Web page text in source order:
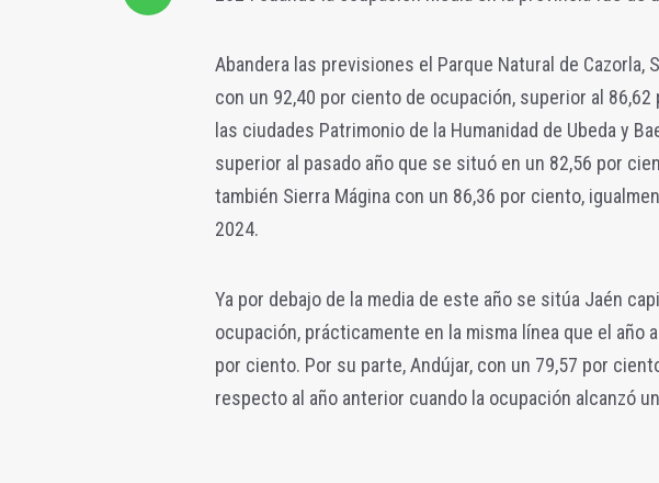
Abandera las previsiones el Parque Natural de Cazorla,
con un 92,40 por ciento de ocupación, superior al
las ciudades Patrimonio de la Humanidad de Ubeda y
superior al pasado año que se situó en un 82,56 por
también Sierra Mágina con un 86,36 por ciento,
2024.
Ya por debajo de la media de este año se sitúa Jaén
ocupación, prácticamente en la misma línea que el año
por ciento. Por su parte, Andújar, con un 79,57 por
respecto al año anterior cuando la ocupación alcanzó